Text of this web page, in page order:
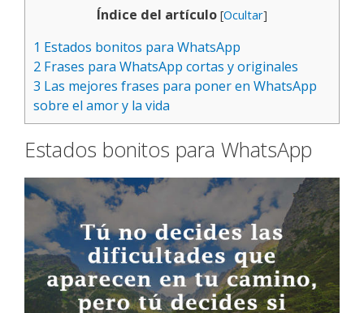
Índice del artículo [Ocultar]
1 Estados bonitos para WhatsApp
2 Frases para WhatsApp cortas y originales
3 Las mejores frases para poner en WhatsApp
sobre el amor y la vida
Estados bonitos para WhatsApp